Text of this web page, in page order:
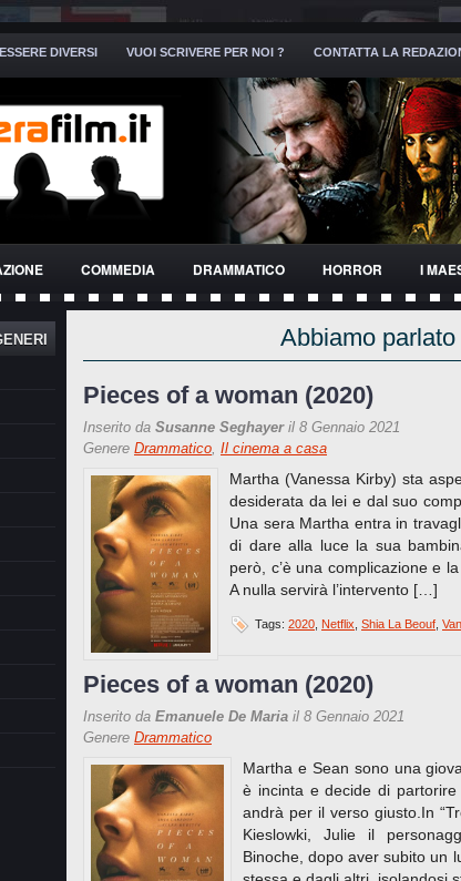
DIVERSI VUOI SCRIVERE PER NOI ? CONTATTA LA
COMMEDIA DRAMMATICO HORROR I
Abbiamo parlato
Pieces of a woman (2020)
Inserito da Susanne Seghayeril 8 Gennaio 2021
Genere Drammatico, Il cinema a casa
Martha (Vanessa Kirby) sta
desiderata da lei e dal suo
Una sera Martha entra in
di dare alla luce la sua
però, c’è una complicazione e
A nulla servirà l’intervento […]
Tags: 2020 Netflix Shia La Beouf
Pieces of a woman (2020)
Inserito da Emanuele De Maria il 8 Gennaio 2021
Genere Drammatico
Martha e Sean sono una
è incinta e decide di
andrà per il verso giusto.In
Kieslowki, Julie il
Binoche, dopo aver subito un